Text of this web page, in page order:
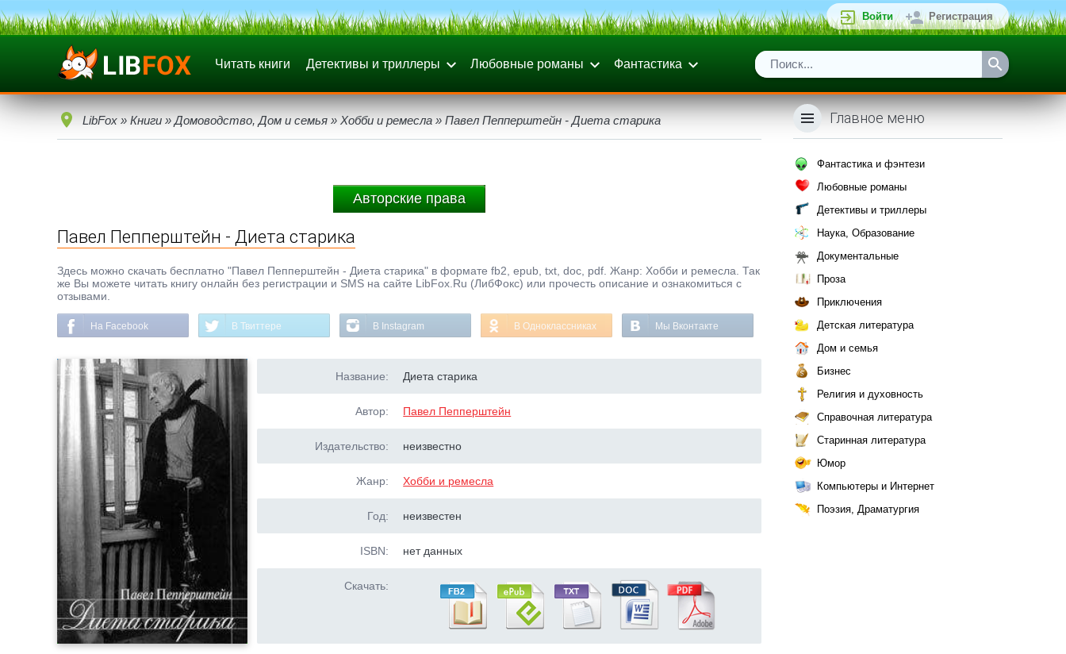
Войти Регистрация
Читать книги Детективы и триллеры Любовные романы Фантастика
LibFox » Книги » Домоводство, Дом и семья » Хобби и ремесла » Павел Пепперштейн - Диета старика
Авторские права
Павел Пепперштейн - Диета старика
Здесь можно скачать бесплатно "Павел Пепперштейн - Диета старика" в формате fb2, epub, txt, doc, pdf. Жанр: Хобби и ремесла. Так
же Вы можете читать книгу онлайн без регистрации и SMS на сайте LibFox.Ru (ЛибФокс) или прочесть описание и ознакомиться с
отзывами.
На Facebook В Твиттере В Instagram В Одноклассниках Мы Вконтакте
Название: Диета старика
Автор: Павел Пепперштейн
Издательство: неизвестно
Жанр: Хобби и ремесла
Год: неизвестен
ISBN: нет данных
Скачать:
Главное меню
Фантастика и фэнтези
Любовные романы
Детективы и триллеры
Наука, Образование
Документальные
Проза
Приключения
Детская литература
Дом и семья
Бизнес
Религия и духовность
Справочная литература
Старинная литература
Юмор
Компьютеры и Интернет
Поэзия, Драматургия